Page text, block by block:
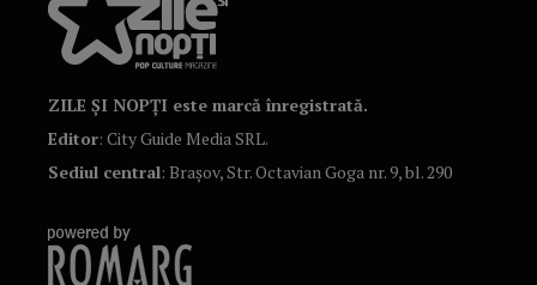
ZILE ȘI NOPȚI este marcă înregistrată.
Editor: City Guide Media SRL.
Sediul central: Brașov, Str. Octavian Goga nr. 9, bl. 290